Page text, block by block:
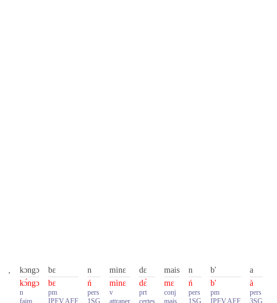
,
kɔngɔ
kɔ́ngɔ
n
faim
bɛ
bɛ
pm
IPFV.AFF
n
ń
pers
1SG
minɛ
mìnɛ
v
attraper
dɛ
dɛ́
prt
certes
mais
mɛ
conj
mais
n
ń
pers
1SG
b'
b'
pm
IPFV.AFF
a
à
pers
3SG